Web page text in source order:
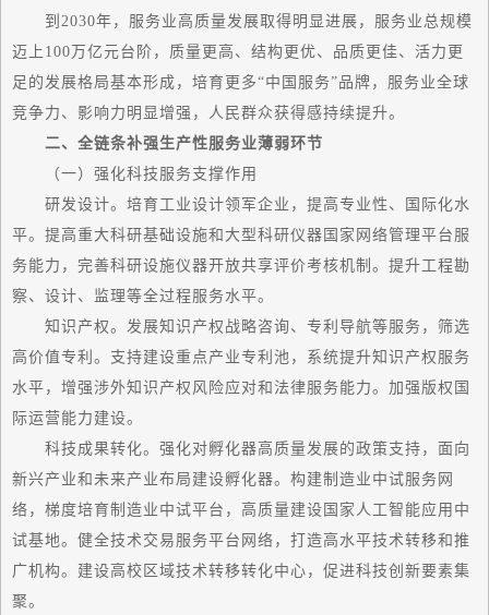
到2030年，服务业高质量发展取得明显进展，服务业总规模
迈上100万亿元台阶，质量更高、结构更优、品质更佳、活力更
足的发展格局基本形成，培育更多“中国服务”品牌，服务业全球
竞争力、影响力明显增强，人民群众获得感持续提升。
二、全链条补强生产性服务业薄弱环节
（一）强化科技服务支撑作用
研发设计。培育工业设计领军企业，提高专业性、国际化水
平。提高重大科研基础设施和大型科研仪器 国家 网络管理平台服
务能力，完善科研设施仪器开放共享评价考核机制。提升工程勘
察、设计、监理等全过程服务水平。
知识产权。发展知识产权战略咨询、专利导航等服务，筛选
高价值专利。支持建设重点产业专利池，系统提升知识产权服务
水平，增强涉外知识产权风险应对和法律服务能力。加强版权国
际运营能力建设。
科技成果转化。强化对孵化器高质量发展的政策支持，面向
新兴产业和未来产业布局建设孵化器。构建制造业中试服务网
络，梯度培育制造业中试平台，高质量建设 国家 人工智能应用中
试基地。健全技术交易服务平台网络，打造高水平技术转移和推
广机构。建设高校区域技术转移转化中心，促进科技创新要素集
聚。